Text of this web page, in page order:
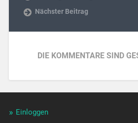
Nächster Beitrag
DIE KOMMENTARE SIND
Einloggen